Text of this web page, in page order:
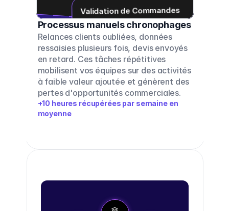
Validation de Commandes
Gestion des paiements
Processus manuels chronophages
Relances clients oubliées, données
ressaisies plusieurs fois, devis envoyés
en retard. Ces tâches répétitives
mobilisent vos équipes sur des activités
à faible valeur ajoutée et génèrent des
pertes d'opportunités commerciales.
+10 heures récupérées par semaine en
moyenne